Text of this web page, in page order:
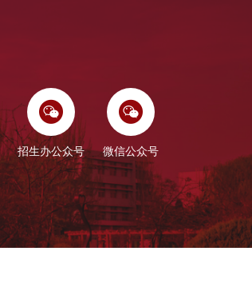
招生办公众号 微信公众号